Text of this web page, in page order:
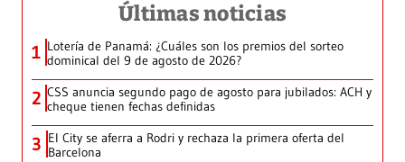
Últimas noticias
1 Lotería de Panamá: ¿Cuáles son los premios del sorteo
dominical del 9 de agosto de 2026?
2 CSS anuncia segundo pago de agosto para jubilados: ACH y
cheque tienen fechas definidas
3 El City se aferra a Rodri y rechaza la primera oferta del
Barcelona